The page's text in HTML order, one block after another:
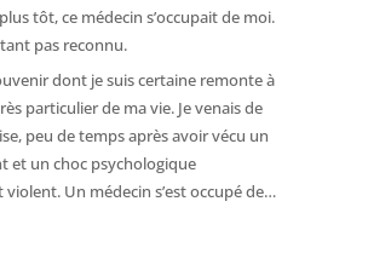
ne
pouvais
même
pas
imaginer
le
visage
tôt, ce médecin s’occupait de moi.
pas reconnu.
dont je suis certaine remonte à
particulier de ma vie. Je venais de
peu de temps après avoir vécu un
et un choc psychologique
Un médecin s’est occupé de…